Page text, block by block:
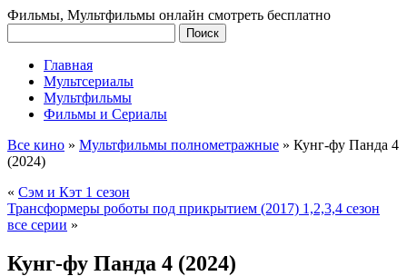
Фильмы, Мультфильмы онлайн смотреть бесплатно
Главная
Мультсериалы
Мультфильмы
Фильмы и Сериалы
Все кино » Мультфильмы полнометражные » Кунг-фу Панда 4
(2024)
« Сэм и Кэт 1 сезон
Трансформеры роботы под прикрытием (2017) 1,2,3,4 сезон
все серии »
Кунг-фу Панда 4 (2024)